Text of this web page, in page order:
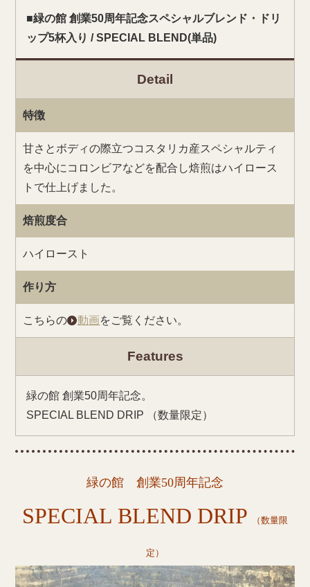
■緑の館 創業50周年記念スペシャルブレンド・ドリ
ップ5杯入り / SPECIAL BLEND(単品)
Detail
特徴
甘さとボディの際立つコスタリカ産スペシャルティ
を中心にコロンビアなどを配合し焙煎はハイロース
トで仕上げました。
焙煎度合
ハイロースト
作り方
こちらの 動画をご覧ください。
Features
緑の館 創業50周年記念。
SPECIAL BLEND DRIP （数量限定）
緑の館 創業50周年記念
SPECIAL BLEND DRIP （数量限
定）